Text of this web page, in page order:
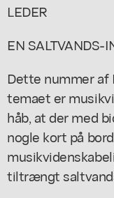
LEDER
EN SALTVANDS-
Dette nummer af
temaet er
håb, at der med
nogle kort på
tiltrængt